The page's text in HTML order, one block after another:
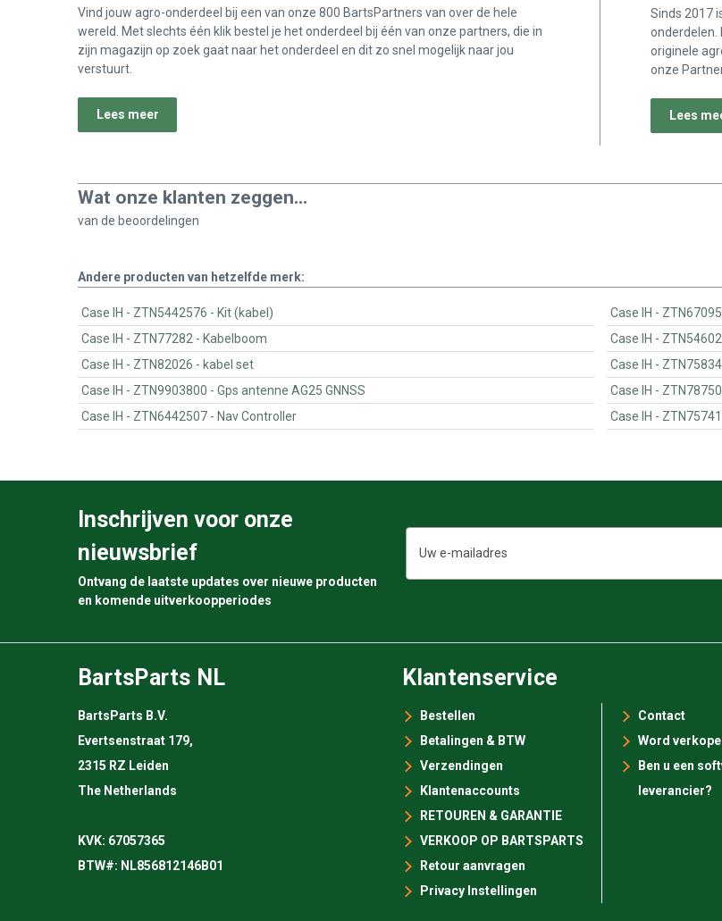
Vind jouw agro-onderdeel bij een van onze 800 BartsPartners van over de hele
wereld. Met slechts één klik bestel je het onderdeel bij één van onze partners, die in
zijn magazijn op zoek gaat naar het onderdeel en dit zo snel mogelijk naar jou
verstuurt.
Lees meer
Sinds 2017
onderdelen.
originele
onze
Lees
Wat onze klanten zeggen...
van de beoordelingen
Andere producten van hetzelfde merk:
Case IH - ZTN5442576 - Kit (kabel)
Case IH - ZTN77282 - Kabelboom
Case IH - ZTN82026 - kabel set
Case IH - ZTN9903800 - Gps antenne AG25 GNNSS
Case IH - ZTN6442507 - Nav Controller
Inschrijven voor onze
nieuwsbrief
Ontvang de laatste updates over nieuwe producten
en komende uitverkoopperiodes
mailadres
Klantenservice
Bestellen
Betalingen & BTW
Verzendingen
Klantenaccounts
RETOUREN & GARANTIE
VERKOOP OP BARTSPARTS
Retour aanvragen
Privacy Instellingen
Contact
Word
Ben u een
leverancier?
BartsParts NL
BartsParts B.V.
Evertsenstraat 179,
2315 RZ Leiden
The Netherlands
KVK: 67057365
BTW#: NL856812146B01